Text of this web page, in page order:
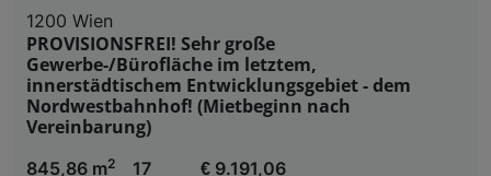
1200 Wien
PROVISIONSFREI! Sehr große
Gewerbe-/Bürofläche im letztem,
innerstädtischem Entwicklungsgebiet - dem
Nordwestbahnhof! (Mietbeginn nach
Vereinbarung)
845,86 m2
17 € 9.191,06